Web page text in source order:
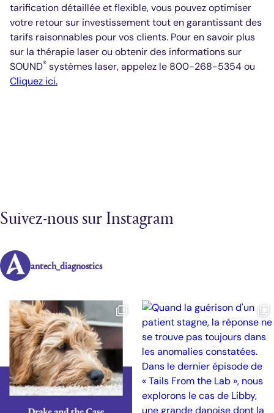
tarification détaillée et flexible, vous pouvez optimiser
votre retour sur investissement tout en garantissant des
tarifs raisonnables pour vos clients. Pour en savoir plus
sur la thérapie laser ou obtenir des informations sur
SOUND® systèmes laser, appelez le 800-268-5354 ou
Cliquez ici.
Suivez-nous sur Instagram
antech_diagnostics